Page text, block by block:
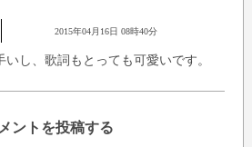
2015年04月16日 08時40分
いし、歌詞もとっても可愛いです。
ントを投稿する